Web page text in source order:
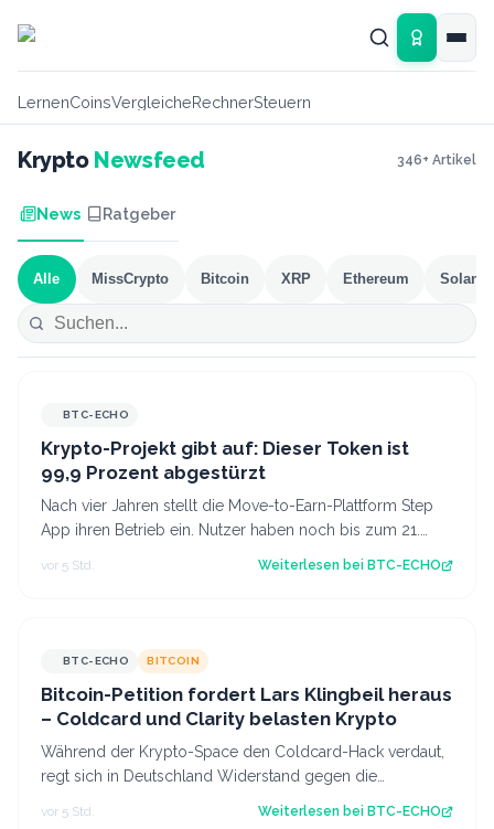
LernenCoinsVergleicheRechnerSteuern
Krypto Newsfeed 346+ Artikel
News Ratgeber
Alle MissCrypto Bitcoin XRP Ethereum Solana
BTC-ECHO
Krypto-Projekt gibt auf: Dieser Token ist
99,9 Prozent abgestürzt
Nach vier Jahren stellt die Move-to-Earn-Plattform Step
App ihren Betrieb ein. Nutzer haben noch bis zum 21.
vor 5 Std. Weiterlesen bei BTC-ECHO
BTC-ECHO BITCOIN
Bitcoin-Petition fordert Lars Klingbeil heraus
– Coldcard und Clarity belasten Krypto
Während der Krypto-Space den Coldcard-Hack verdaut,
regt sich in Deutschland Widerstand gegen die
Abschaffung der Krypto-Haltefrist. Source:…
vor 5 Std. Weiterlesen bei BTC-ECHO